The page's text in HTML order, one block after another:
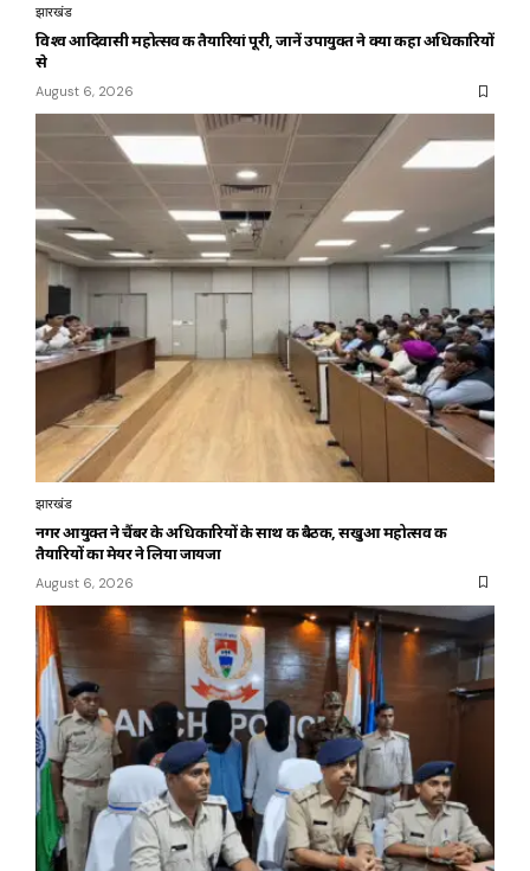
झारखंड
विश्व आदिवासी महोत्सव की तैयारियां पूरी, जानें उपायुक्त ने क्या कहा अधिकारियों
से
August 6, 2026
झारखंड
नगर आयुक्त ने चैंबर के अधिकारियों के साथ की बैठक, सखुआ महोत्सव की
तैयारियों का मेयर ने लिया जायजा
August 6, 2026